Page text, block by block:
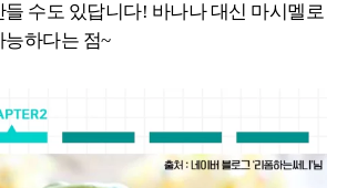
들 수도 있답니다! 바나나 대신 마시멜로
능하다는 점~